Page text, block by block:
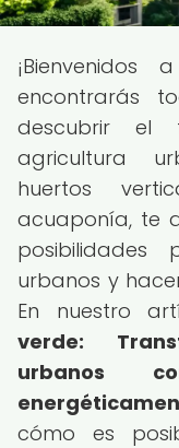
¡Bienvenidos
encontrarás
descubrir el
agricultura
huertos
acuaponía, te
posibilidades
urbanos y
En nuestro
verde:
urbanos
cómo es